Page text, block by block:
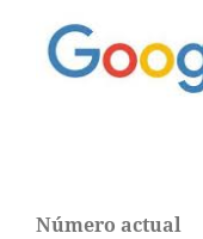
Número actual